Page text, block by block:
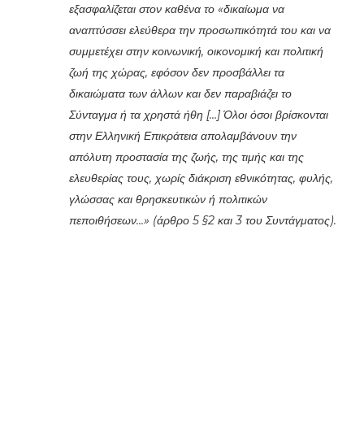
εξασφαλίζεται στον καθένα το «δικαίωμα να
αναπτύσσει ελεύθερα την προσωπικότητά του και να
συμμετέχει στην κοινωνική, οικονομική και πολιτική
ζωή της χώρας, εφόσον δεν προσβάλλει τα
δικαιώματα των άλλων και δεν παραβιάζει το
Σύνταγμα ή τα χρηστά ήθη […] Όλοι όσοι βρίσκονται
στην Ελληνική Επικράτεια απολαμβάνουν την
απόλυτη προστασία της ζωής, της τιμής και της
ελευθερίας τους, χωρίς διάκριση εθνικότητας, φυλής,
γλώσσας και θρησκευτικών ή πολιτικών
πεποιθήσεων…» (άρθρο 5 §2 και 3 του Συντάγματος).